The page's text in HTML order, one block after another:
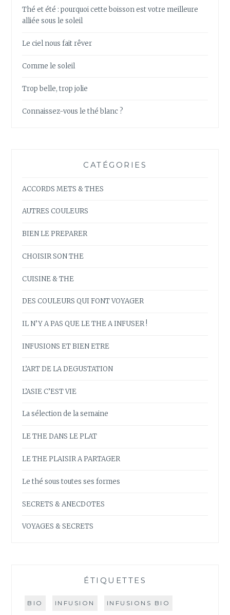
Thé et été : pourquoi cette boisson est votre meilleure
alliée sous le soleil
Le ciel nous fait rêver
Comme le soleil
Trop belle, trop jolie
Connaissez-vous le thé blanc ?
CATÉGORIES
ACCORDS METS & THES
AUTRES COULEURS
BIEN LE PREPARER
CHOISIR SON THE
CUISINE & THE
DES COULEURS QUI FONT VOYAGER
IL N’Y A PAS QUE LE THE A INFUSER !
INFUSIONS ET BIEN ETRE
L’ART DE LA DEGUSTATION
L’ASIE C’EST VIE
La sélection de la semaine
LE THE DANS LE PLAT
LE THE PLAISIR A PARTAGER
Le thé sous toutes ses formes
SECRETS & ANECDOTES
VOYAGES & SECRETS
ÉTIQUETTES
BIO INFUSION INFUSIONS BIO